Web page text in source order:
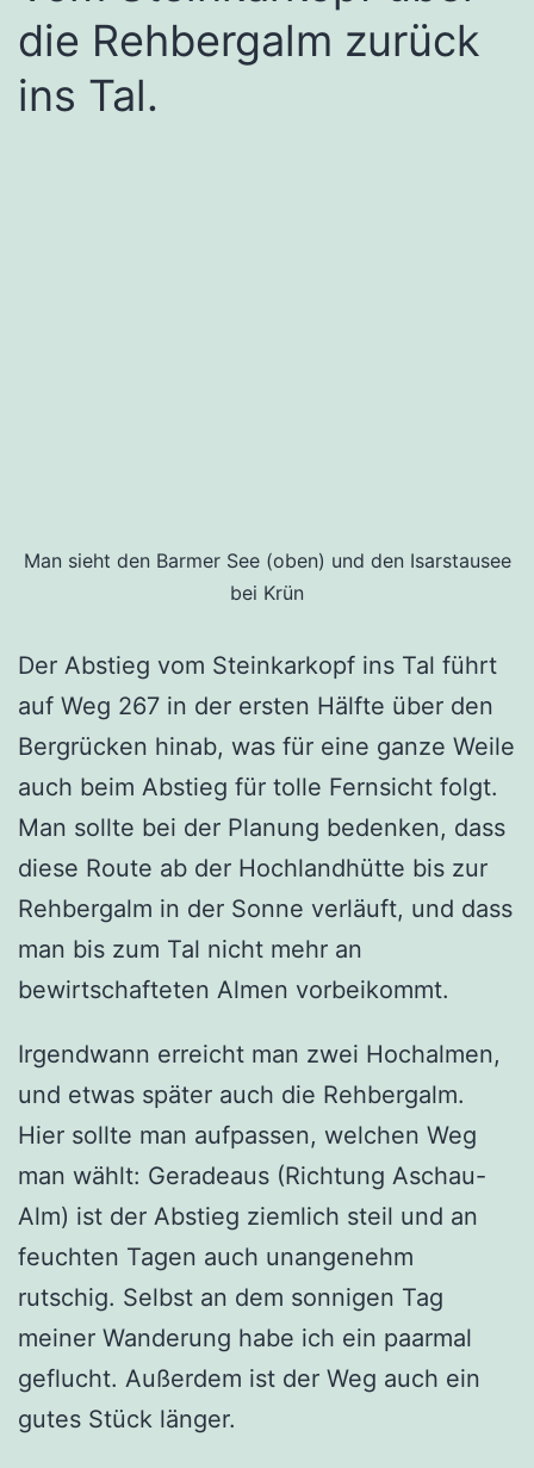
die Rehbergalm zurück
ins Tal.
Man sieht den Barmer See (oben) und den Isarstausee
bei Krün
Der Abstieg vom Steinkarkopf ins Tal führt
auf Weg 267 in der ersten Hälfte über den
Bergrücken hinab, was für eine ganze Weile
auch beim Abstieg für tolle Fernsicht folgt.
Man sollte bei der Planung bedenken, dass
diese Route ab der Hochlandhütte bis zur
Rehbergalm in der Sonne verläuft, und dass
man bis zum Tal nicht mehr an
bewirtschafteten Almen vorbeikommt.
Irgendwann erreicht man zwei Hochalmen,
und etwas später auch die Rehbergalm.
Hier sollte man aufpassen, welchen Weg
man wählt: Geradeaus (Richtung Aschau-
Alm) ist der Abstieg ziemlich steil und an
feuchten Tagen auch unangenehm
rutschig. Selbst an dem sonnigen Tag
meiner Wanderung habe ich ein paarmal
geflucht. Außerdem ist der Weg auch ein
gutes Stück länger.